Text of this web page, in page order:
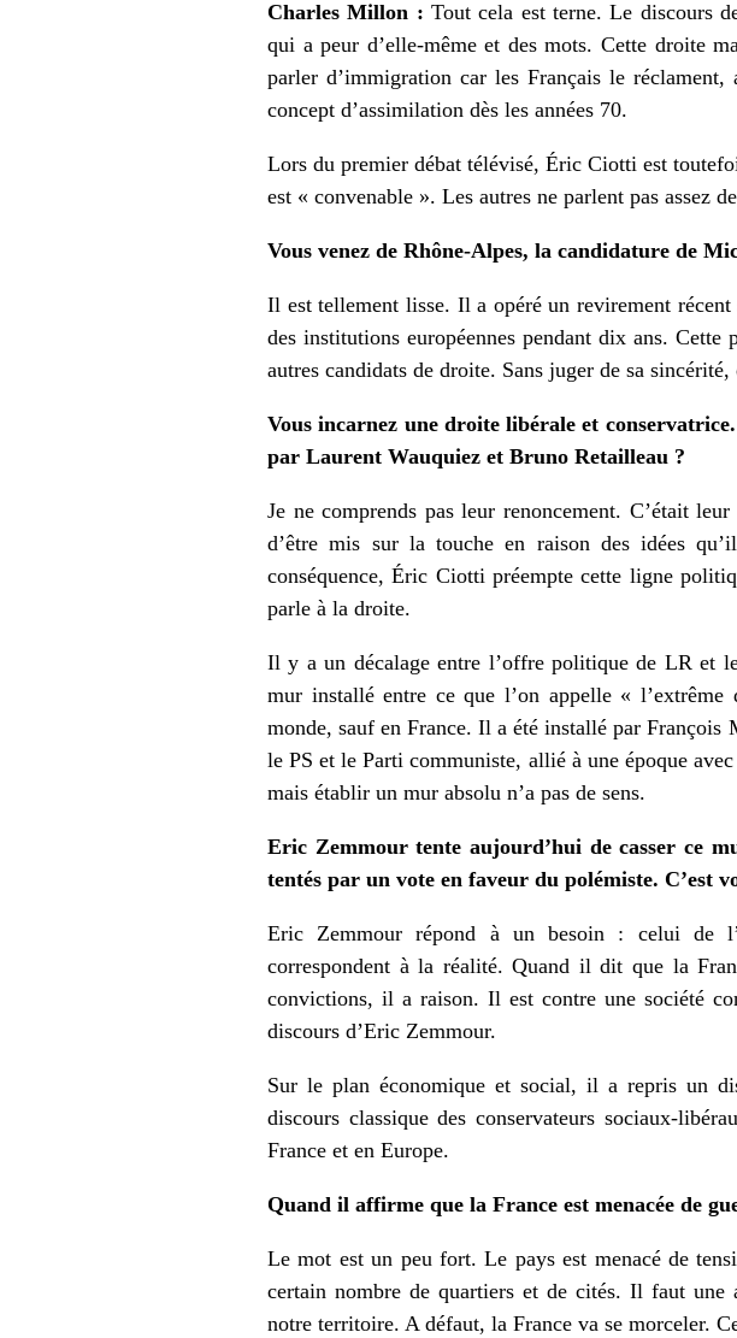
Charles Millon : Tout cela est terne. Le discours
qui a peur d’elle-même et des mots. Cette droite
parler d’immigration car les Français le
concept d’assimilation dès les années 70.
Lors du premier débat télévisé, Éric Ciotti est
est « convenable ». Les autres ne parlent pas assez
Vous venez de Rhône-Alpes, la candidature de
Il est tellement lisse. Il a opéré un revirement
des institutions européennes pendant dix ans.
autres candidats de droite. Sans juger de sa
Vous incarnez une droite libérale et
par Laurent Wauquiez et Bruno Retailleau ?
Je ne comprends pas leur renoncement. C’était
d’être mis sur la touche en raison des idées
conséquence, Éric Ciotti préempte cette ligne
parle à la droite.
Il y a un décalage entre l’offre politique de LR et
mur installé entre ce que l’on appelle «
monde, sauf en France. Il a été installé par
le PS et le Parti communiste, allié à une époque
mais établir un mur absolu n’a pas de sens.
Eric Zemmour tente aujourd’hui de casser ce
tentés par un vote en faveur du polémiste. C’est
Eric Zemmour répond à un besoin : celui de
correspondent à la réalité. Quand il dit que la
convictions, il a raison. Il est contre une société
discours d’Eric Zemmour.
Sur le plan économique et social, il a repris un
discours classique des conservateurs sociaux-
France et en Europe.
Quand il affirme que la France est menacée de
Le mot est un peu fort. Le pays est menacé de
certain nombre de quartiers et de cités. Il faut une
notre territoire. A défaut, la France va se morceler.